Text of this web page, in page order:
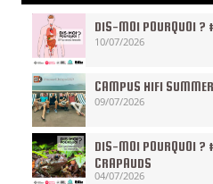
DIS-MOI POURQUOI ?
10/07/2026
CAMPUS HIFI
09/07/2026
DIS-MOI POURQUOI ?
CRAPAUDS
04/07/2026